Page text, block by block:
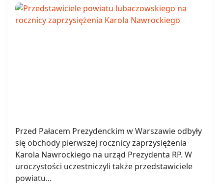
Przed Pałacem Prezydenckim w Warszawie odbyły
się obchody pierwszej rocznicy zaprzysiężenia
Karola Nawrockiego na urząd Prezydenta RP. W
uroczystości uczestniczyli także przedstawiciele
powiatu...